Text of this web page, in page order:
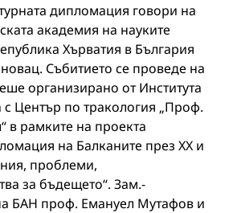
дипломация говори на
академия на науките
Хърватия в България
Събитието се проведе на
организирано от Института
с Център по тракология „Проф.
в рамките на проекта
на Балканите през XX и
проблеми,
за бъдещето“. Зам.-
БАН проф. Емануел Мутафов и